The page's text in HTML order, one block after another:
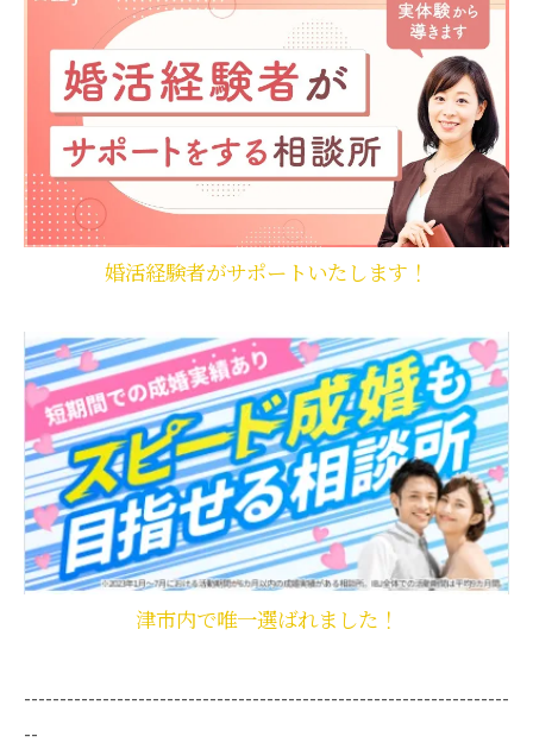
婚活経験者がサポートいたします！
津市内で唯一選ばれました！
--------------------------------------------------------------------
--